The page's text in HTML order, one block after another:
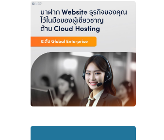
Posted
by
THAI
DATA
รวมข่าว
IT /
Cloud /
พร้อม